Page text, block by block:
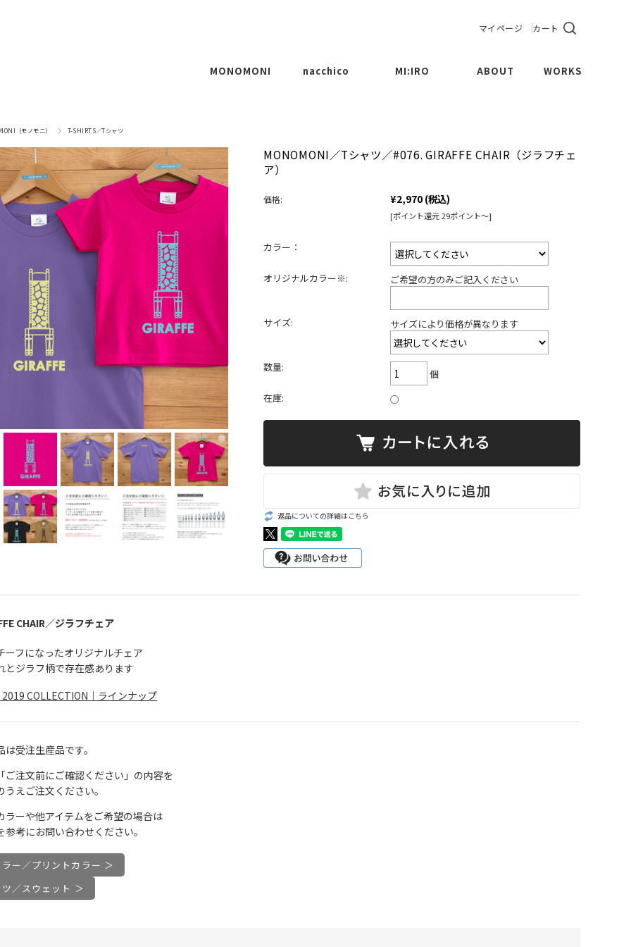
マイページ カート
MONOMONI
REMAKE
nacchico MI:IRO
Kinchaku
ABOUT WORKS
（モノモニ） T-SHIRTS／Tシャツ
MONOMONI／Tシャツ／#076. GIRAFFE CHAIR（ジラフチェ
ア）
価格: ¥2,970 (税込)
[ポイント還元 29ポイント～]
カラー：
オリジナルカラー※: ご希望の方のみご記入ください
サイズ: サイズにより価格が異なります
数量:
個
在庫:
○
返品についての詳細はこちら
CHAIR／ジラフチェア
ーフになったオリジナルチェア
とジラフ柄で存在感あります
2019 COLLECTION｜ラインナップ
受注生産品です。
ご注文前にご確認ください」の内容を
えご注文ください。
ラーや他アイテムをご希望の場合は
参考にお問い合わせください。
ー／プリントカラー ＞
／スウェット ＞